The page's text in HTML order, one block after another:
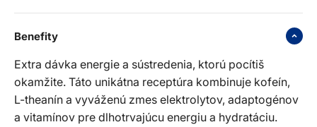
Benefity
Extra dávka energie a sústredenia, ktorú pocítiš
okamžite. Táto unikátna receptúra kombinuje kofeín,
L-theanín a vyváženú zmes elektrolytov, adaptogénov
a vitamínov pre dlhotrvajúcu energiu a hydratáciu.